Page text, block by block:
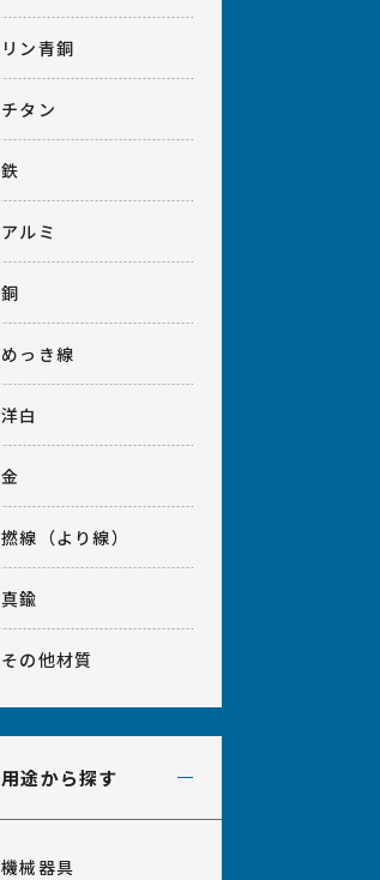
リン青銅
チタン
鉄
アルミ
銅
めっき線
洋白
金
撚線（より線）
真鍮
その他材質
用途から探す
機械器具